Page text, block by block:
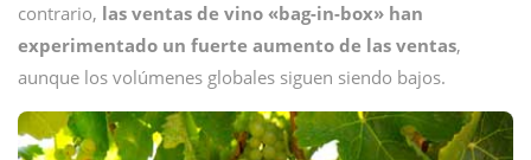
contrario, las ventas de vino «bag-in-box» han
experimentado un fuerte aumento de las ventas,
aunque los volúmenes globales siguen siendo bajos.